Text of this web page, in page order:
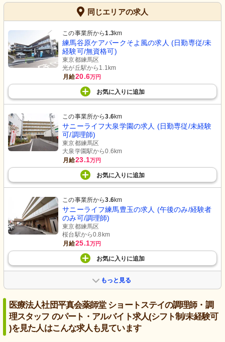
同じエリアの求人
この事業所から1.3km
練馬谷原ケアパークそよ風の求人 (日勤専従/未
経験可/無資格可)
東京都練馬区
光が丘駅から1.1km
月給20.6万円
お気に入り に追加
この事業所から3.6km
サニーライフ大泉学園の求人 (日勤専従/未経験
可/調理師)
東京都練馬区
大泉学園駅から0.6km
月給23.1万円
お気に入り に追加
この事業所から3.6km
サニーライフ練馬豊玉の求人 (午後のみ/経験者
のみ可/調理師)
東京都練馬区
桜台駅から0.8km
月給25.1万円
お気に入り に追加
もっと見る
医療法人社団平真会薬師堂 ショートステイの調理師・調
理スタッフ のパート・アルバイト求人(シフト制/未経験可
)を見た人はこんな求人も見ています